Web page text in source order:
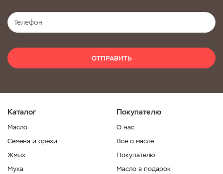
ОТПРАВИТЬ
Каталог
Масло
Семена и орехи
Жмых
Мука
Покупателю
О нас
Всё о масле
Покупателю
Масло в подарок